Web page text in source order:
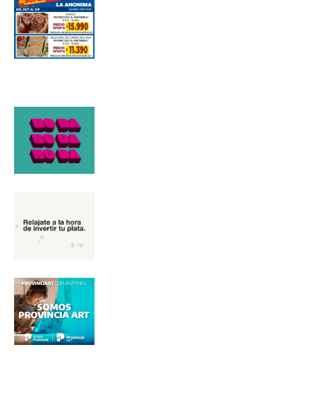
Dirección de correo electrónico
Apellidos